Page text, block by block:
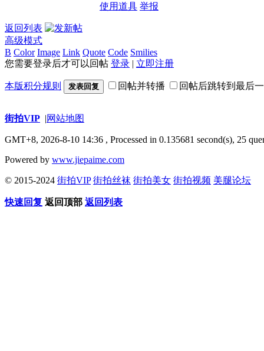
使用道具 举报
返回列表
高级模式
B Color Image Link Quote Code Smilies
您需要登录后才可以回帖 登录 | 立即注册
本版积分规则 发表回复 回帖并转播 回帖后跳转到最后
街拍VIP |网站地图
GMT+8, 2026-8-10 14:36 , Processed in 0.135681 second(s), 25
Powered by www.jiepaime.com
© 2015-2024 街拍VIP 街拍丝袜 街拍美女 街拍视频 美腿论坛
快速回复 返回顶部 返回列表